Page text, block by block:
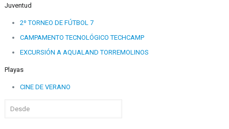
Juventud
2º TORNEO DE FÚTBOL 7
CAMPAMENTO TECNOLÓGICO TECHCAMP
EXCURSIÓN A AQUALAND TORREMOLINOS
Playas
CINE DE VERANO